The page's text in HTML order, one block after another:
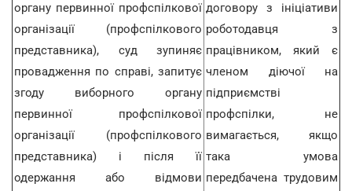
органу первинної профспілкової
організації (профспілкового
представника), суд зупиняє
провадження по справі, запитує
згоду виборного органу
первинної профспілкової
організації (профспілкового
представника) і після її
одержання або відмови
договору з ініціативи
роботодавця з
працівником, який є
членом діючої на
підприємстві
профспілки, не
вимагається, якщо
така умова
передбачена трудовим